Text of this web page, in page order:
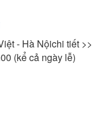
- Hà Nộichi tiết >>
(kể cả ngày lễ)